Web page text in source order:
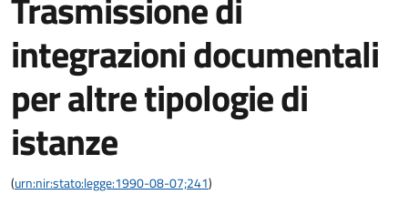
integrazioni documentali
per altre tipologie di
istanze
(urn:nir:stato:legge:1990-08-07;241)